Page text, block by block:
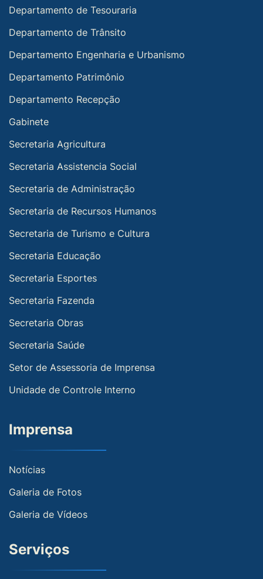
Departamento de Tesouraria
Departamento de Trânsito
Departamento Engenharia e Urbanismo
Departamento Patrimônio
Departamento Recepção
Gabinete
Secretaria Agricultura
Secretaria Assistencia Social
Secretaria de Administração
Secretaria de Recursos Humanos
Secretaria de Turismo e Cultura
Secretaria Educação
Secretaria Esportes
Secretaria Fazenda
Secretaria Obras
Secretaria Saúde
Setor de Assessoria de Imprensa
Unidade de Controle Interno
Imprensa
Notícias
Galeria de Fotos
Galeria de Vídeos
Serviços